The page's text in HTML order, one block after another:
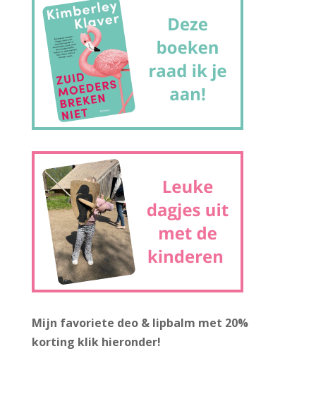
Mijn favoriete deo & lipbalm met 20%
korting klik hieronder!